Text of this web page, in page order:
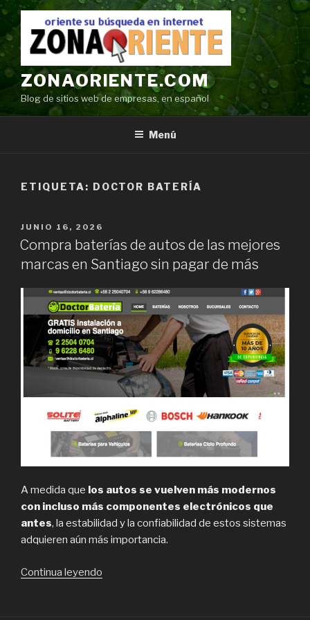
Ir
contenido
ZONAORIENTE.COM
Blog de sitios web de empresas, en español
Menú
ETIQUETA: DOCTOR BATERÍA
POSTED
ON
JUNIO 16, 2026
Compra baterías de autos de las mejores
marcas en Santiago sin pagar de más
A medida que los autos se vuelven más modernos
con incluso más componentes electrónicos que
antes, la estabilidad y la confiabilidad de estos sistemas
adquieren aún más importancia.
Continua leyendo